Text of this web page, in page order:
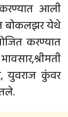
करण्यात आली
बोकलझर येथे
करण्यात
युवराज कुंवर